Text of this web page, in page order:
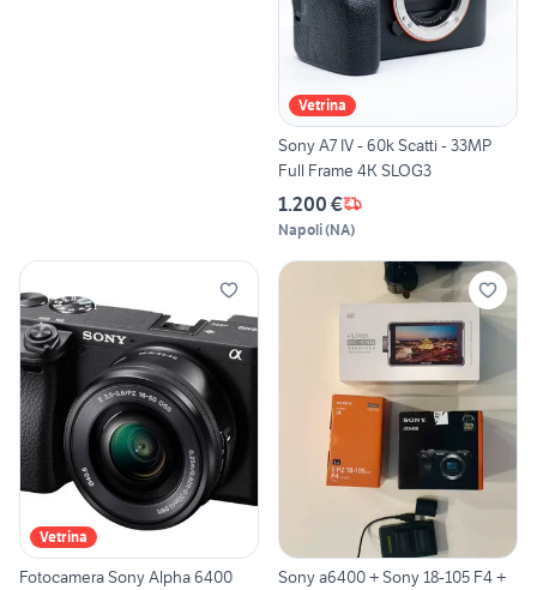
Vetrina
Sony A7 IV - 60k Scatti - 33MP
Full Frame 4K SLOG3
1.200 €
Napoli(NA)
Vetrina
Fotocamera Sony Alpha 6400
Sony a6400 + Sony 18-105 F4 +